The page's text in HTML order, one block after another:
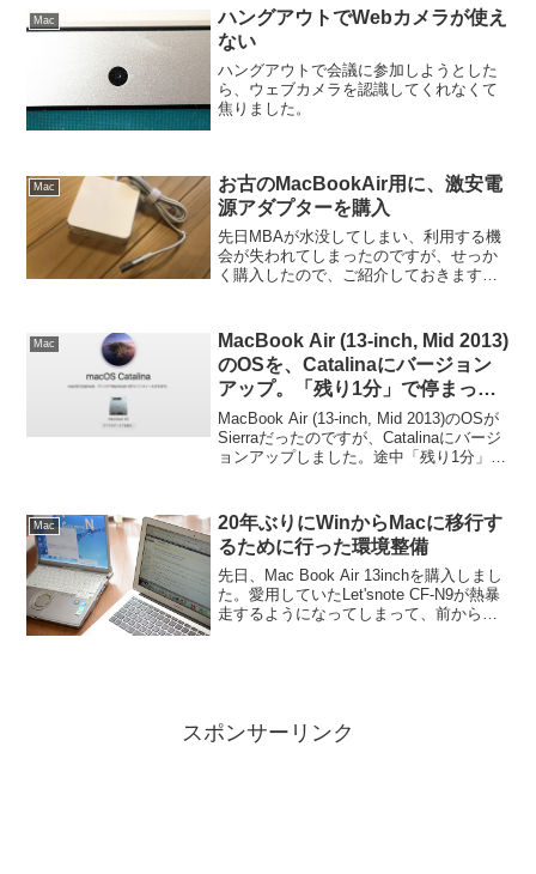
Mac
ハングアウトでWebカメラが使え
ない
ハングアウトで会議に参加しようとした
ら、ウェブカメラを認識してくれなくて
焦りました。
Mac
お古のMacBookAir用に、激安電
源アダプターを購入
先日MBAが水没してしまい、利用する機
会が失われてしまったのですが、せっか
く購入したので、ご紹介しておきます。
アダプタ L字コネクタ M...
Mac
MacBook Air (13-inch, Mid 2013)
のOSを、Catalinaにバージョン
アップ。「残り1分」で停まって
しまい焦った
MacBook Air (13-inch, Mid 2013)のOSが
Sierraだったのですが、Catalinaにバージ
ョンアップしました。途中「残り1分」で
Mac
20年ぶりにWinからMacに移行す
るために行った環境整備
先日、Mac Book Air 13inchを購入しまし
た。愛用していたLet'snote CF-N9が熱暴
走するようになってしまって、前から
スポンサーリンク